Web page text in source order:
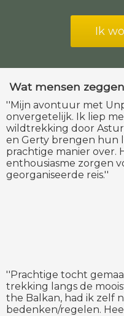
Ik
Wat mensen
''Mijn avontuur met
onvergetelijk. Ik liep
wildtrekking door
en Gerty brengen hun
prachtige manier over.
enthousiasme zorgen
georganiseerde reis.''
''Prachtige tocht
trekking langs de
the Balkan, had ik zelf
bedenken/regelen.